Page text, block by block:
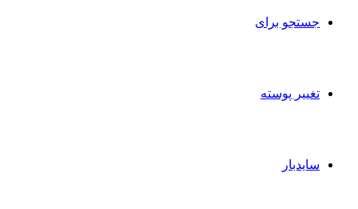
جستجو برای
تغییر پوسته
سایدبار